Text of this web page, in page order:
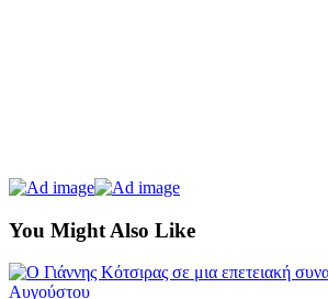
You Might Also Like